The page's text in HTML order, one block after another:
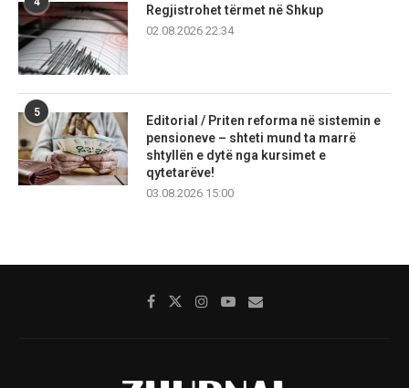
Regjistrohet tërmet në Shkup
02.08.2026 22:34
5
Editorial / Priten reforma në sistemin e
pensioneve – shteti mund ta marrë
shtyllën e dytë nga kursimet e
qytetarëve!
03.08.2026 15:00